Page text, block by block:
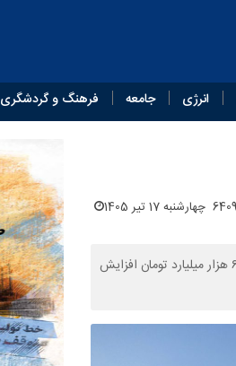
انرژی جامعه فرهنگ و گردشگری
چهارشنبه 17 تیر 1405
روند پرداخت مطالبات گندم‌کاران با واریز ۱۲.۲ همت در چهار روز گذشته سرعت گرفت و مجموع پرداخت‌ها به ۶۲.۳ هزار میلیارد تومان افزایش